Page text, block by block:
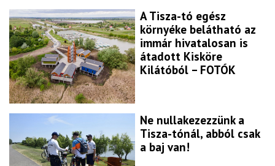
A Tisza-tó egész
környéke belátható az
immár hivatalosan is
átadott Kisköre
Kilátóból – FOTÓK
Ne nullakezezzünk a
Tisza-tónál, abból csak
a baj van!